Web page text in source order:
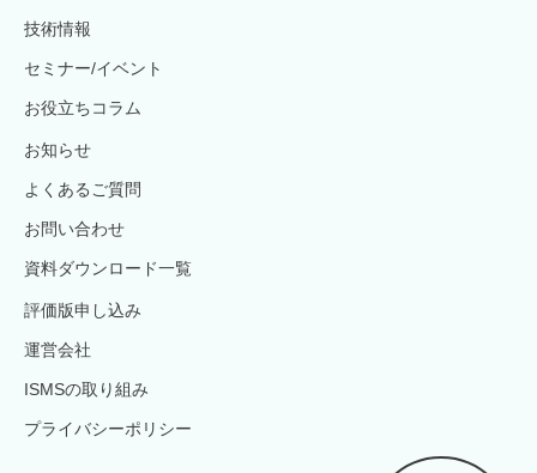
技術情報
セミナー/イベント
お役立ちコラム
お知らせ
よくあるご質問
お問い合わせ
資料ダウンロード一覧
評価版申し込み
運営会社
ISMSの取り組み
プライバシーポリシー